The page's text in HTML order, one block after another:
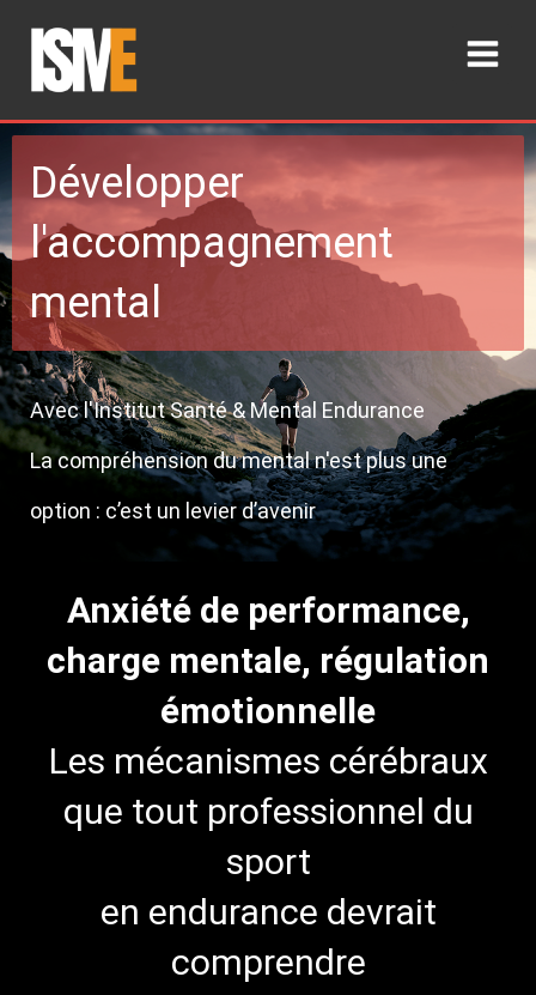
Développer
l'accompagnement
mental
Avec l'Institut Santé & Mental Endurance
La compréhension du mental n'est plus une
option : c’est un levier d’avenir
Anxiété de performance,
charge mentale, régulation
émotionnelle
Les mécanismes cérébraux
que tout professionnel du
sport
en endurance devrait
comprendre